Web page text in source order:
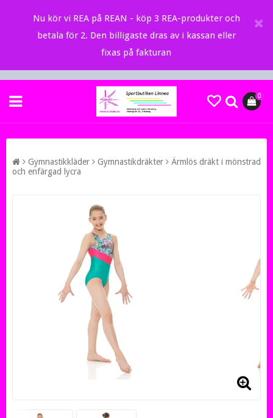
Nu kör vi REA på REAN - köp 3 REA-produkter och
betala för 2. Den billigaste dras av i kassan eller
fixas på fakturan
0
Gymnastikkläder Gymnastikdräkter
Ärmlös dräkt i mönstrad
och enfärgad lycra